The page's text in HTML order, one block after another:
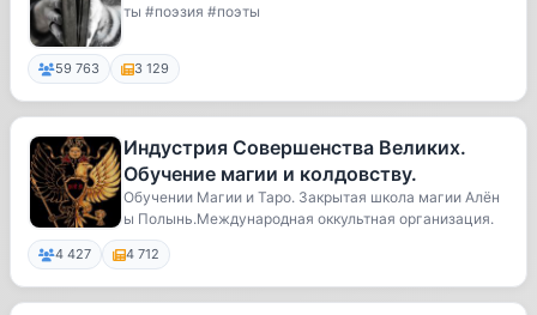
ты #поэзия #поэты
59 763 3 129
Индустрия Совершенства Великих.
Обучение магии и колдовству.
Обучении Магии и Таро. Закрытая школа магии Алён
ы Полынь.Международная оккультная организация.
4 427 4 712